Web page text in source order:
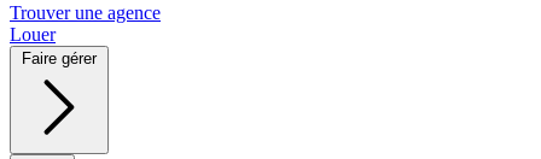
Trouver une agence
Louer
Faire gérer